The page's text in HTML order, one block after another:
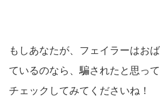
もしあなたが、フェイラーはお
ているのなら、騙されたと思っ
チェックしてみてくださいね！